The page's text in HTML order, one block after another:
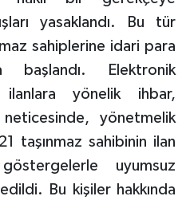
yasaklandı. Bu tür
sahiplerine idari para
başlandı. Elektronik
ilanlara yönelik ihbar,
yönetmelik
taşınmaz sahibinin ilan
uyumsuz
Bu kişiler hakkında